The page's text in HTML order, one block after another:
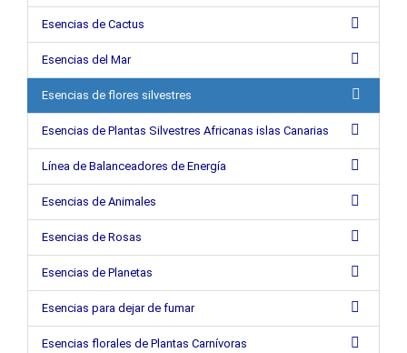
Esencias de Cactus
Esencias del Mar
Esencias de flores silvestres
Esencias de Plantas Silvestres Africanas islas Canarias
Línea de Balanceadores de Energía
Esencias de Animales
Esencias de Rosas
Esencias de Planetas
Esencias para dejar de fumar
Esencias florales de Plantas Carnívoras